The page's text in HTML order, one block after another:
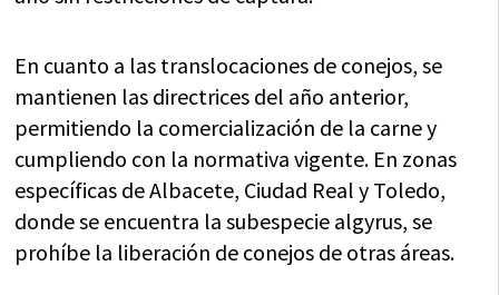
En cuanto a las translocaciones de conejos, se
mantienen las directrices del año anterior,
permitiendo la comercialización de la carne y
cumpliendo con la normativa vigente. En zonas
específicas de Albacete, Ciudad Real y Toledo,
donde se encuentra la subespecie algyrus, se
prohíbe la liberación de conejos de otras áreas.